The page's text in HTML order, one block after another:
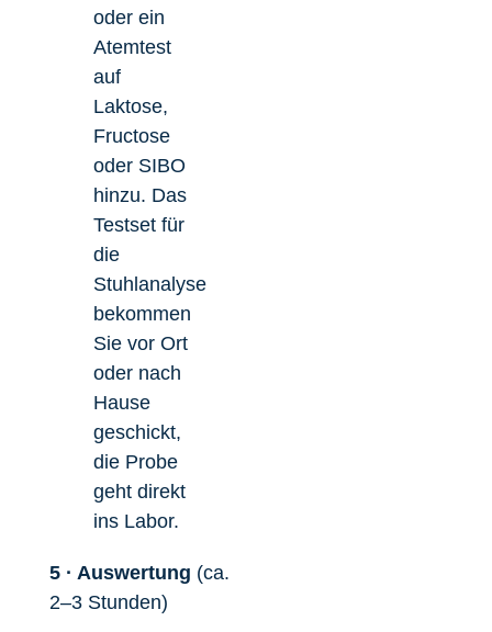
oder ein
Atemtest
auf
Laktose,
Fructose
oder SIBO
hinzu. Das
Testset für
die
Stuhlanalyse
bekommen
Sie vor Ort
oder nach
Hause
geschickt,
die Probe
geht direkt
ins Labor.
5 · Auswertung (ca.
2–3 Stunden)